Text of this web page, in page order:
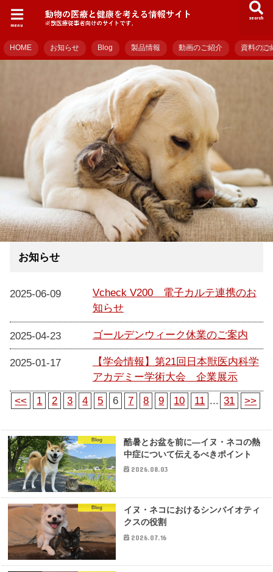
search
menu
HOME お知らせ Blog 製品情報 動画のご紹介 資料のご
お知らせ
2025-06-09
Vcheck V200 電子カルテ連携のお
知らせ
2025-04-23 ゴールデンウィーク休業のご案内
2025-01-17
【学会情報】第21回日本獣医内科学
アカデミー学術大会 企業展示
<< 1 2 3 4 5 6 7 8 9 10 11 ... 31 >>
Blog
酷暑とお盆を前に―イヌ・ネコの熱
中症について伝えるべきポイント
2026.08.03
Blog
イヌ・ネコにおけるシンバイオティ
クスの役割
2026.07.16